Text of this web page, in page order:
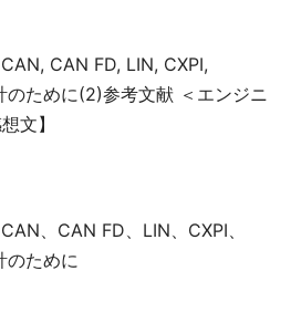
CAN FD, LIN, CXPI,
ために(2)参考文献 ＜エンジニ
文】
、CAN FD、LIN、CXPI、
のために